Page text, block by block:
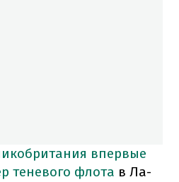
впервые
теневого флота в Ла-